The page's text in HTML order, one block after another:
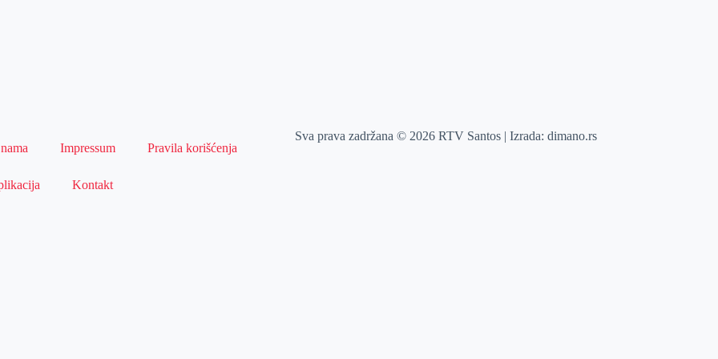
Impressum Pravila korišćenja
Kontakt
Sva prava zadržana © 2026 RTV Santos | Izrada:dimano.rs